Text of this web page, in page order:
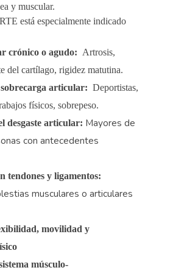
y muscular.
está especialmente indicado
crónico o agudo: Artrosis,
del cartílago, rigidez matutina.
sobrecarga articular: Deportistas,
físicos, sobrepeso.
desgaste articular: Mayores de
con antecedentes
tendones y ligamentos:
musculares o articulares
movilidad y
músculo-